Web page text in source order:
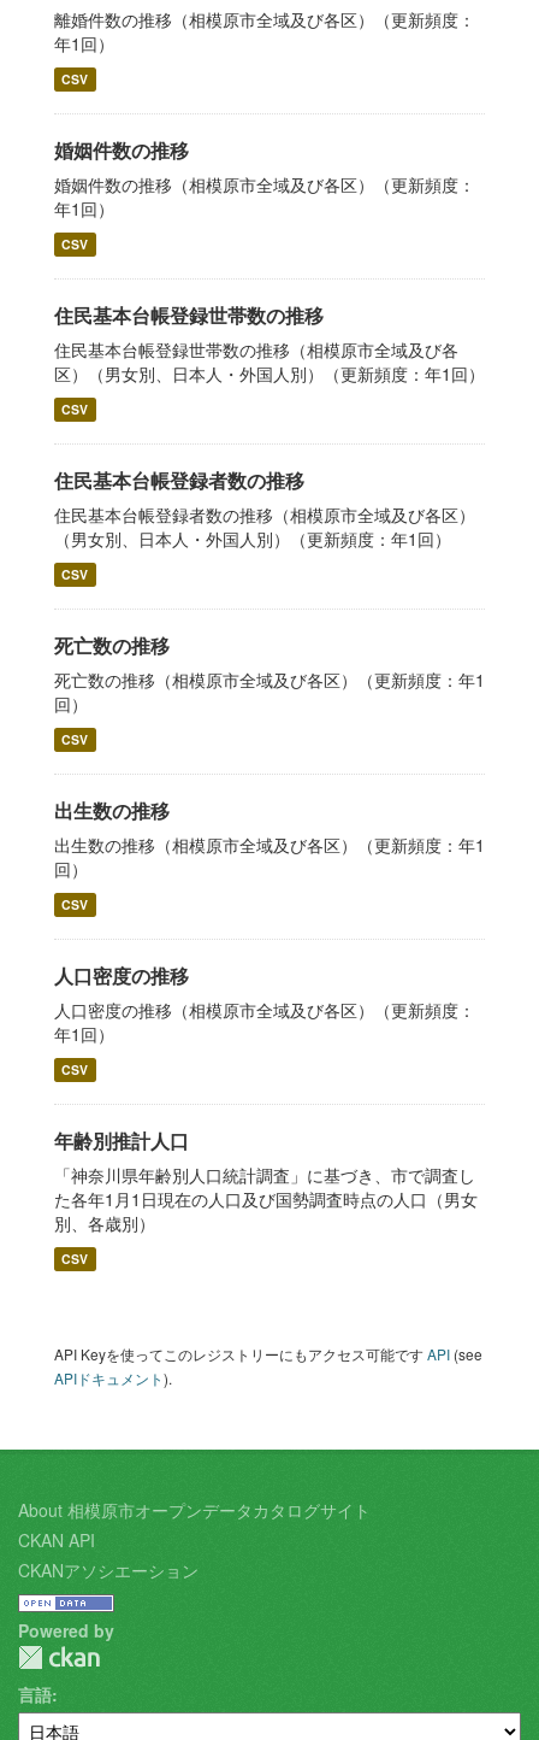
離婚件数の推移（相模原市全域及び各区）（更新頻度：
年1回）
CSV
婚姻件数の推移
婚姻件数の推移（相模原市全域及び各区）（更新頻度：
年1回）
CSV
住民基本台帳登録世帯数の推移
住民基本台帳登録世帯数の推移（相模原市全域及び各
区）（男女別、日本人・外国人別）（更新頻度：年1回）
CSV
住民基本台帳登録者数の推移
住民基本台帳登録者数の推移（相模原市全域及び各区）
（男女別、日本人・外国人別）（更新頻度：年1回）
CSV
死亡数の推移
死亡数の推移（相模原市全域及び各区）（更新頻度：年1
回）
CSV
出生数の推移
出生数の推移（相模原市全域及び各区）（更新頻度：年1
回）
CSV
人口密度の推移
人口密度の推移（相模原市全域及び各区）（更新頻度：
年1回）
CSV
年齢別推計人口
「神奈川県年齢別人口統計調査」に基づき、市で調査し
た各年1月1日現在の人口及び国勢調査時点の人口（男女
別、各歳別）
CSV
API Keyを使ってこのレジストリーにもアクセス可能ですAPI (see
APIドキュメント).
About 相模原市オープンデータカタログサイト
CKAN API
CKANアソシエーション
Powered by
言語